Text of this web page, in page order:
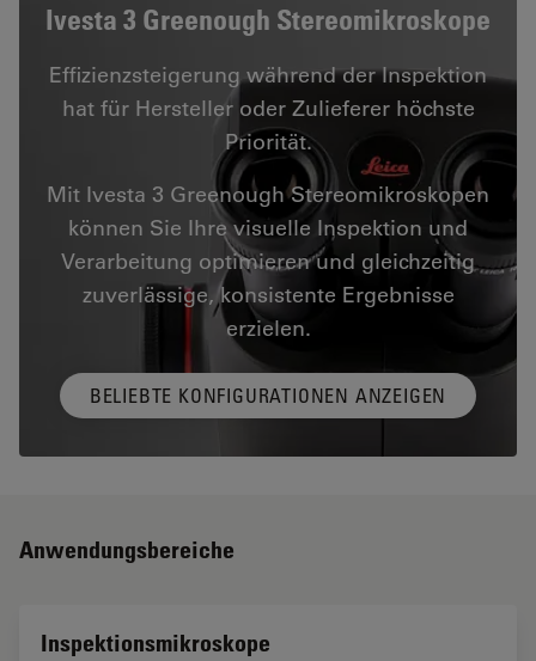
Ivesta 3 Greenough Stereomikroskope
Effizienzsteigerung während der Inspektion
hat für Hersteller oder Zulieferer höchste
Priorität.
Mit Ivesta 3 Greenough Stereomikroskopen
können Sie Ihre visuelle Inspektion und
Verarbeitung optimieren und gleichzeitig
zuverlässige, konsistente Ergebnisse
erzielen.
BELIEBTE KONFIGURATIONEN ANZEIGEN
Anwendungsbereiche
Inspektionsmikroskope